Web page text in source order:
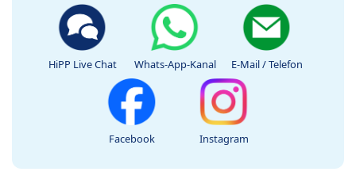
HiPP Live Chat Whats-App-Kanal E-Mail / Telefon
Facebook Instagram